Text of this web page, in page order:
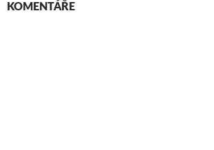
KOMENTÁŘE